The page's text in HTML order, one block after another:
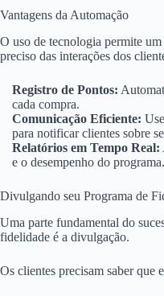
Vantagens da Automação
O uso de tecnologia permite
preciso das interações dos
Registro de Pontos:
cada compra.
Comunicação Eficiente:
para notificar clientes sobre
Relatórios em Tempo Real:
e o desempenho do programa.
Divulgando seu Programa de
Uma parte fundamental do
fidelidade é a divulgação.
Os clientes precisam saber que